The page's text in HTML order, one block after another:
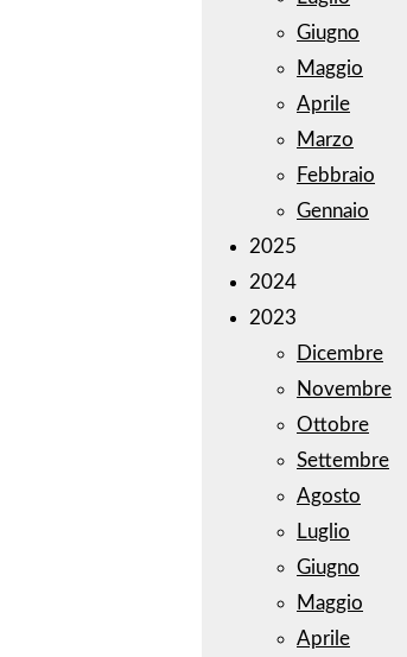
Giugno
Maggio
Aprile
Marzo
Febbraio
Gennaio
2025
2024
2023
Dicembre
Novembre
Ottobre
Settembre
Agosto
Luglio
Giugno
Maggio
Aprile